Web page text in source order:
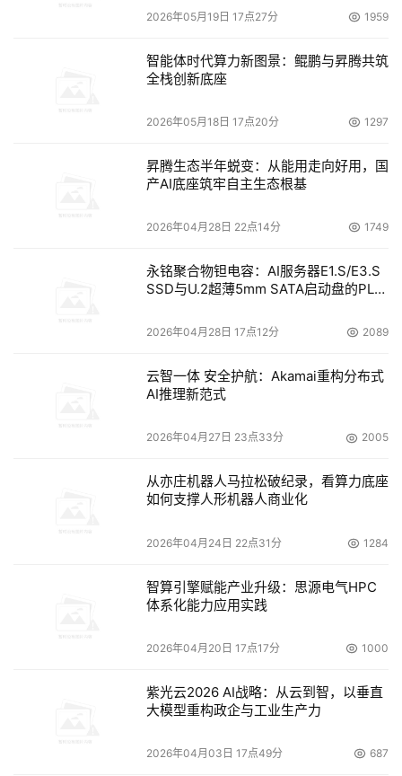
胁。随着HTTP2协议漏洞接二连三爆出，越来越多研究指
慢速攻击有更大的危害，对业务服务器性能消耗有更明显作
维人员，不断更新已有技术和策略，来应对这些新型攻击。
观点六：攻击平均时长缩短，攻击成本不断下降
击时长在30分钟以内的DDoS攻击占了全部攻击的79.9%，
观点七：国内医疗、教育、政府行业疫情期间遭受
月为攻击最高峰，之后逐月递减。7月之后的DDoS趋势和
去年基本保持一致，且稍稍减少。除了医疗行业，政府和教
育行业的DDoS态势也有相同趋势。稍有不同的是，在下半
观点八：单一团伙的攻击总流量最高达到
万之间，规模最大的团伙成员高达4.9万个。单一团伙的攻
击总流量最高达到3624TB，这个最大攻击总流量是去年的
两倍以上。团伙攻击资源主要为IDC和物联网设备。
2026年05月19日 17点27分 1959
智能体时代算力新图景：鲲鹏与昇腾共筑
全栈创新底座
2026年05月18日 17点20分 1297
昇腾生态半年蜕变：从能用走向好用，国
产AI底座筑牢自主生态根基
2026年04月28日 22点14分 1749
永铭聚合物钽电容：AI服务器E1.S/E3.S
SSD与U.2超薄5mm SATA启动盘的PLP
2026年04月28日 17点12分 2089
云智一体 安全护航：Akamai重构分布式
AI推理新范式
2026年04月27日 23点33分 2005
从亦庄机器人马拉松破纪录，看算力底座
如何支撑人形机器人商业化
2026年04月24日 22点31分 1284
智算引擎赋能产业升级：思源电气HPC
体系化能力应用实践
2026年04月20日 17点17分 1000
紫光云2026 AI战略：从云到智，以垂直
大模型重构政企与工业生产力
2026年04月03日 17点49分 687